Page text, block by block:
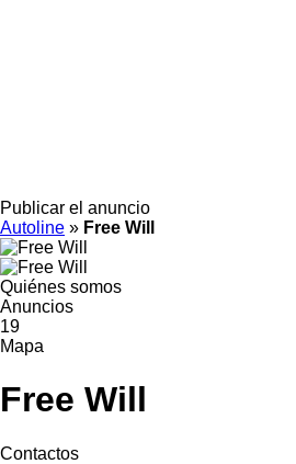
Publicar el anuncio
Autoline » Free Will
Quiénes somos
Anuncios
19
Mapa
Free Will
Contactos